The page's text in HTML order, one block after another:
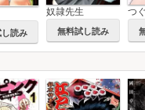
読み
奴隷先生
無料試し読み
つ